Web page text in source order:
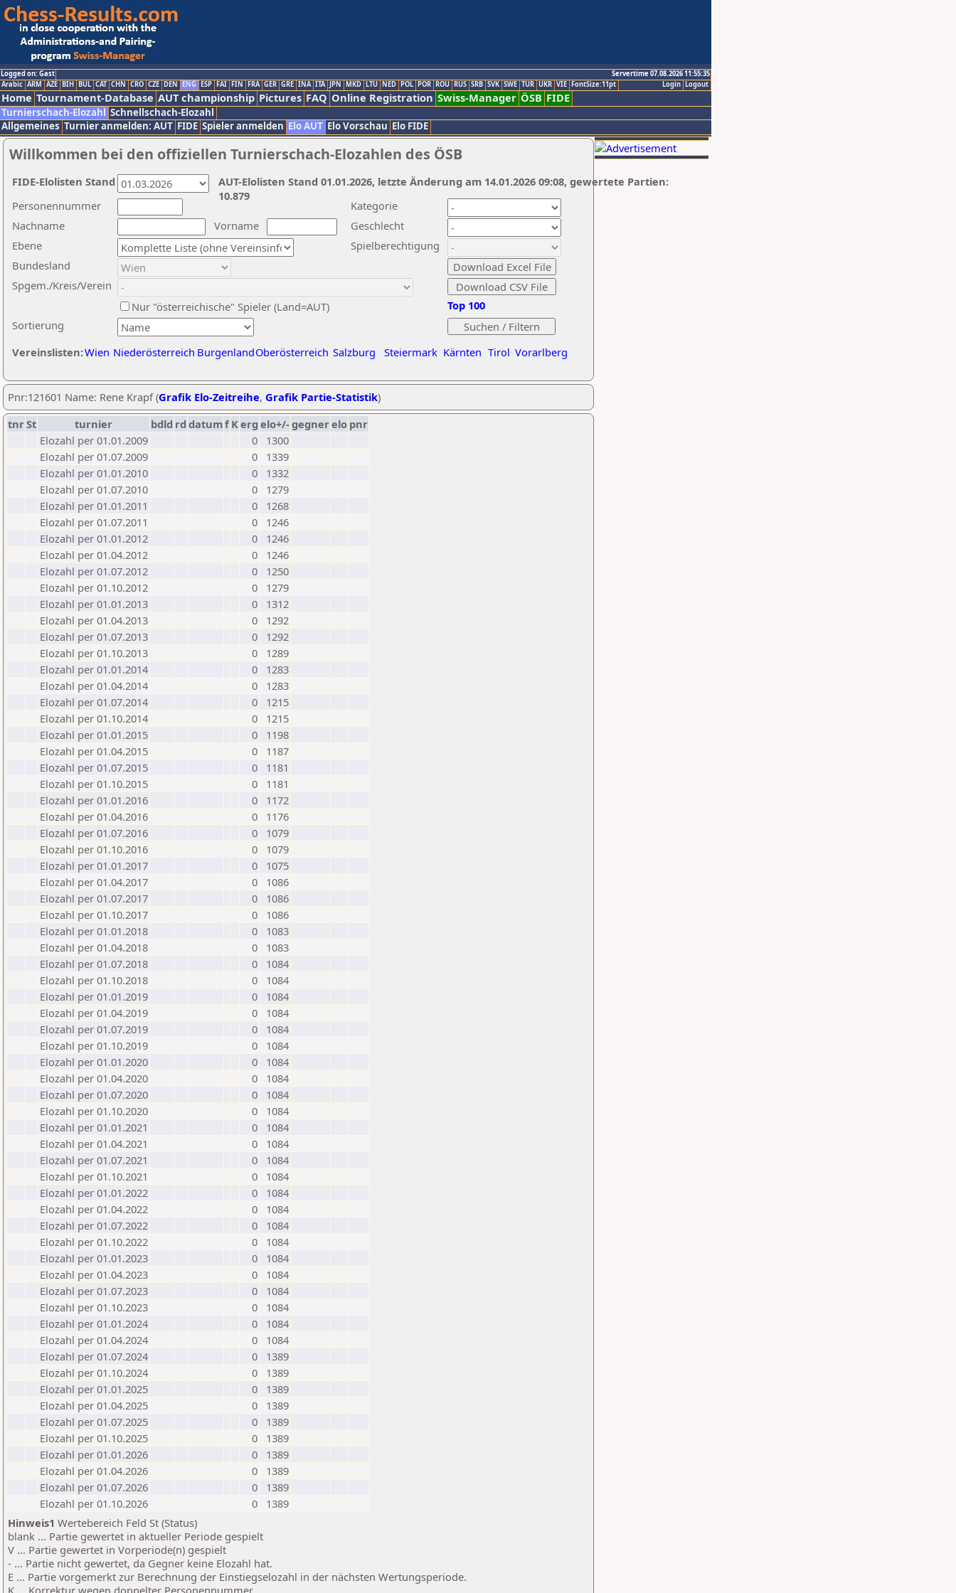
Logged on: Gast
Servertime 07.08.2026 11:55:35
Logout
Login
Arabic ARM AZE BIH BUL CAT CHN CRO CZE DEN ENG ESP FAI FIN FRA GER GRE INA ITA JPN MKD LTU NED POL POR ROU RUS SRB SVK SWE TUR UKR VIE FontSize:11pt
Home Tournament-Database AUT championship Pictures FAQ Online Registration Swiss-Manager ÖSB FIDE
Turnierschach-Elozahl Schnellschach-Elozahl
Allgemeines Turnier anmelden: AUT FIDE Spieler anmelden Elo AUT Elo Vorschau Elo FIDE
Willkommen bei den offiziellen Turnierschach-Elozahlen des ÖSB
Nachname
Vorname
Ebene
Kategorie
Sortierung
Personennummer
Bundesland
Spgem./Kreis/Verein
Geschlecht
Nur "österreichische" Spieler (Land=AUT)
Spielberechtigung
Vereinslisten:Wien Niederösterreich BurgenlandOberösterreich Salzburg Steiermark Kärnten Tirol Vorarlberg
Top 100
AUT-Elolisten Stand 01.01.2026, letzte Änderung am 14.01.2026 09:08, gewertete Partien:
10.879
FIDE-Elolisten Stand
Pnr:121601 Name: Rene Krapf (Grafik Elo-Zeitreihe, Grafik Partie-Statistik)
tnrSt turnier bdld rd datumf Kerg elo+/-gegnerelo pnr
Elozahl per 01.01.2009
0
1300
Elozahl per 01.07.2009
0
1339
Elozahl per 01.01.2010
0
1332
Elozahl per 01.07.2010
0
1279
Elozahl per 01.01.2011
0
1268
Elozahl per 01.07.2011
0
1246
Elozahl per 01.01.2012
0
1246
Elozahl per 01.04.2012
0
1246
Elozahl per 01.07.2012
0
1250
Elozahl per 01.10.2012
0
1279
Elozahl per 01.01.2013
0
1312
Elozahl per 01.04.2013
0
1292
Elozahl per 01.07.2013
0
1292
Elozahl per 01.10.2013
0
1289
Elozahl per 01.01.2014
0
1283
Elozahl per 01.04.2014
0
1283
Elozahl per 01.07.2014
0
1215
Elozahl per 01.10.2014
0
1215
Elozahl per 01.01.2015
0
1198
Elozahl per 01.04.2015
0
1187
Elozahl per 01.07.2015
0
1181
Elozahl per 01.10.2015
0
1181
Elozahl per 01.01.2016
0
1172
Elozahl per 01.04.2016
0
1176
Elozahl per 01.07.2016
0
1079
Elozahl per 01.10.2016
0
1079
Elozahl per 01.01.2017
0
1075
Elozahl per 01.04.2017
0
1086
Elozahl per 01.07.2017
0
1086
Elozahl per 01.10.2017
0
1086
Elozahl per 01.01.2018
0
1083
Elozahl per 01.04.2018
0
1083
Elozahl per 01.07.2018
0
1084
Elozahl per 01.10.2018
0
1084
Elozahl per 01.01.2019
0
1084
Elozahl per 01.04.2019
0
1084
Elozahl per 01.07.2019
0
1084
Elozahl per 01.10.2019
0
1084
Elozahl per 01.01.2020
0
1084
Elozahl per 01.04.2020
0
1084
Elozahl per 01.07.2020
0
1084
Elozahl per 01.10.2020
0
1084
Elozahl per 01.01.2021
0
1084
Elozahl per 01.04.2021
0
1084
Elozahl per 01.07.2021
0
1084
Elozahl per 01.10.2021
0
1084
Elozahl per 01.01.2022
0
1084
Elozahl per 01.04.2022
0
1084
Elozahl per 01.07.2022
0
1084
Elozahl per 01.10.2022
0
1084
Elozahl per 01.01.2023
0
1084
Elozahl per 01.04.2023
0
1084
Elozahl per 01.07.2023
0
1084
Elozahl per 01.10.2023
0
1084
Elozahl per 01.01.2024
0
1084
Elozahl per 01.04.2024
0
1084
Elozahl per 01.07.2024
0
1389
Elozahl per 01.10.2024
0
1389
Elozahl per 01.01.2025
0
1389
Elozahl per 01.04.2025
0
1389
Elozahl per 01.07.2025
0
1389
Elozahl per 01.10.2025
0
1389
Elozahl per 01.01.2026
0
1389
Elozahl per 01.04.2026
0
1389
Elozahl per 01.07.2026
0
1389
Elozahl per 01.10.2026
0
1389
Hinweis1 Wertebereich Feld St (Status)
blank ... Partie gewertet in aktueller Periode gespielt
V ... Partie gewertet in Vorperiode(n) gespielt
- ... Partie nicht gewertet, da Gegner keine Elozahl hat.
E ... Partie vorgemerkt zur Berechnung der Einstiegselozahl in der nächsten Wertungsperiode.
K ... Korrektur wegen doppelter Personennummer.